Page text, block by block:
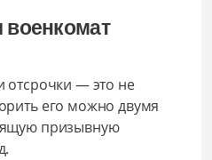
военкомат
отсрочки — это не
его можно двумя
призывную